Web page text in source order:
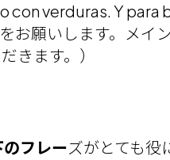
con verduras. Y
お願いします。メイ
きます。）
フレーズがとても役